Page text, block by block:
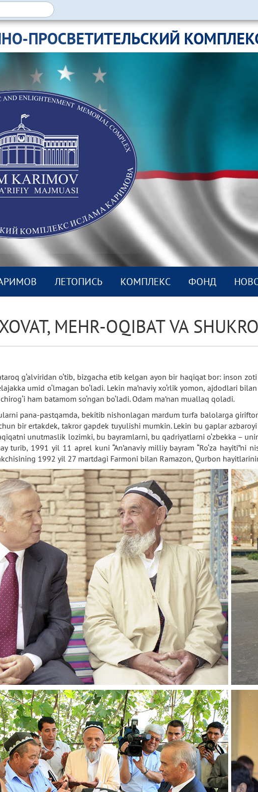
ПРОСВЕТИТЕЛЬСКИЙ
ЛЕТОПИСЬ КОМПЛEКС ФОНД
MEHR-OQIBAT VA
g‘alviridan o‘tib, bizgacha etib kelgan ayon bir haqiqat bor: inson
umid o‘lmagan bo‘ladi. Lekin ma’naviy xo‘rlik yomon, ajdodlari
ham batamom so‘ngan bo‘ladi. Odam ma’nan muallaq qoladi.
pana-pastqamda, bekitib nishonlagan mardum turfa balolarga
bir ertakdek, takror gapdek tuyulishi mumkin. Lekin bu gaplar
unutmaslik lozimki, bu bayramlarni, bu qadriyatlarni o‘zbekka –
turib, 1991 yil 11 aprel kuni “An’anaviy milliy bayram “Ro‘za
1992 yil 27 martdagi Farmoni bilan Ramazon, Qurbon